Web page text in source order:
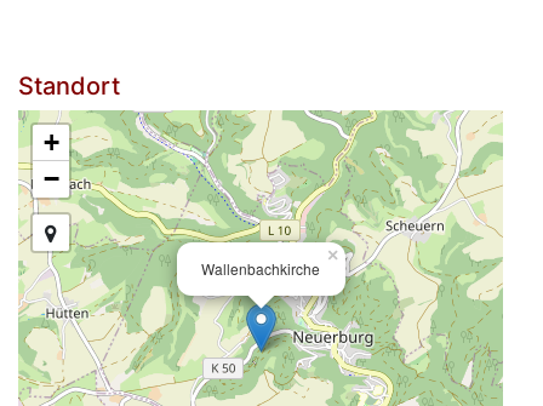
Standort
Wallenbachkirche
×
+
−